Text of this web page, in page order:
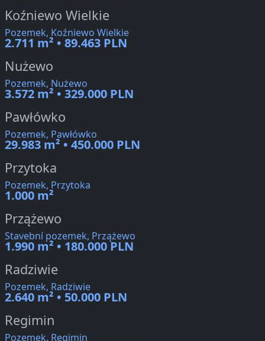
Koźniewo Wielkie
Pozemek, Koźniewo Wielkie
2.711 m² • 89.463 PLN
Nużewo
Pozemek, Nużewo
3.572 m² • 329.000 PLN
Pawłówko
Pozemek, Pawłówko
29.983 m² • 450.000 PLN
Przytoka
Pozemek, Przytoka
1.000 m²
Przążewo
Stavební pozemek, Przążewo
1.990 m² • 180.000 PLN
Radziwie
Pozemek, Radziwie
2.640 m² • 50.000 PLN
Regimin
Pozemek, Regimin